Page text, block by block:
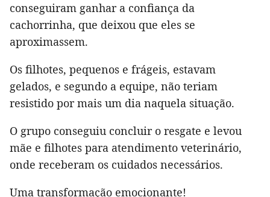
conseguiram ganhar a confiança da
cachorrinha, que deixou que eles se
aproximassem.
Os filhotes, pequenos e frágeis, estavam
gelados, e segundo a equipe, não teriam
resistido por mais um dia naquela situação.
O grupo conseguiu concluir o resgate e levou
mãe e filhotes para atendimento veterinário,
onde receberam os cuidados necessários.
Uma transformação emocionante!